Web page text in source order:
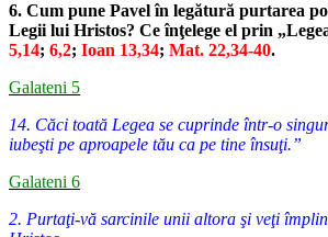
6. Cum pune Pavel în legătură purtarea
Legii lui Hristos? Ce înţelege el prin
5,14; 6,2; Ioan 13,34; Mat. 22,34-40.
Galateni 5
14. Căci toată Legea se cuprinde într-o
iubeşti pe aproapele tău ca pe tine însuţi.”
Galateni 6
2. Purtaţi-vă sarcinile unii altora şi veţi